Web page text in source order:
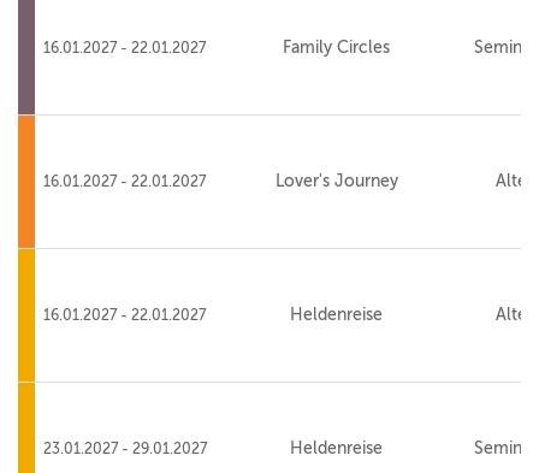
16.01.2027 - 22.01.2027 Family Circles
16.01.2027 - 22.01.2027 Lover's Journey Alte
16.01.2027 - 22.01.2027 Heldenreise Alte
23.01.2027 - 29.01.2027 Heldenreise